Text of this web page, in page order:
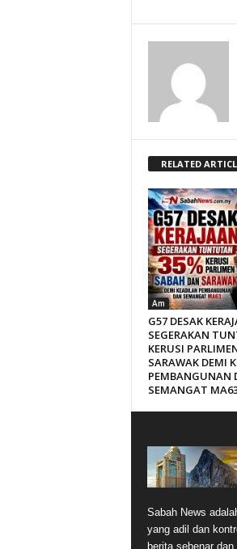
RELATED
Am
G57 DESAK
SEGERAKAN
KERUSI
SARAWAK DEMI
PEMBANGUNAN
SEMANGAT
Sabah News
yang adil dan
berita sebenar